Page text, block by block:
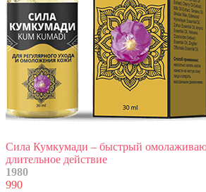
Сила Кумкумади – быстрый
длительное действие
1980
990